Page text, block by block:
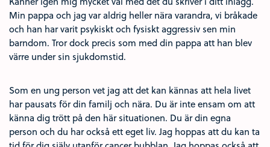
Min pappa och jag var aldrig heller nära varandra, vi bråkade
och han har varit psykiskt och fysiskt aggressiv sen min
barndom. Tror dock precis som med din pappa att han blev
värre under sin sjukdomstid.
Som en ung person vet jag att det kan kännas att hela livet
har pausats för din familj och nära. Du är inte ensam om att
känna dig trött på den här situationen. Du är din egna
person och du har också ett eget liv. Jag hoppas att du kan ta